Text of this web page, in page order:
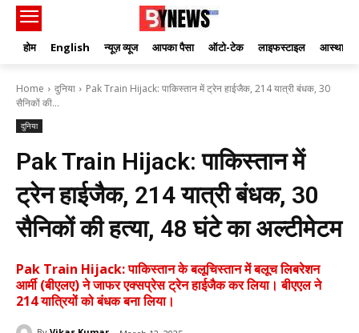
होम English न्यूज़ व्यूज आपका पैसा ऑटो-टेक लाइफस्टाइल आस्था
Home दुनिया
Pak Train Hijack: पाकिस्तान में ट्रेन हाईजैक, 214 यात्री बंधक, 30
सैनिकों की...
दुनिया
Pak Train Hijack: पाकिस्तान में
ट्रेन हाईजैक, 214 यात्री बंधक, 30
सैनिकों की हत्या, 48 घंटे का अल्टीमेटम
Pak Train Hijack: पाकिस्तान के बलूचिस्तान में बलूच लिबरेशन
आर्मी (बीएलए) ने जाफर एक्सप्रेस ट्रेन हाईजैक कर लिया। बीएएल ने
214 यात्रियों को बंधक बना लिया।